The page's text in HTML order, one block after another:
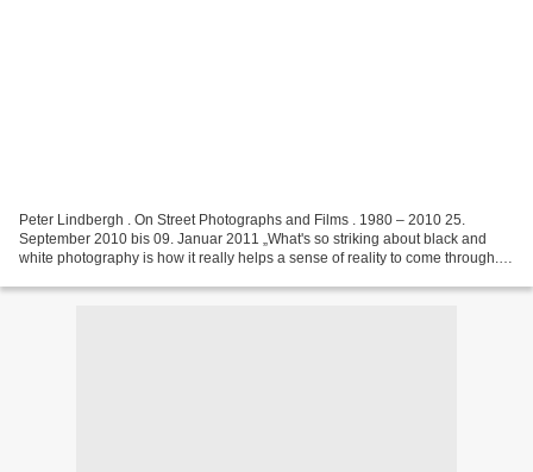
Peter Lindbergh . On Street Photographs and Films . 1980 – 2010 25.
September 2010 bis 09. Januar 2011 „What's so striking about black and
white photography is how it really helps a sense of reality to come through.“